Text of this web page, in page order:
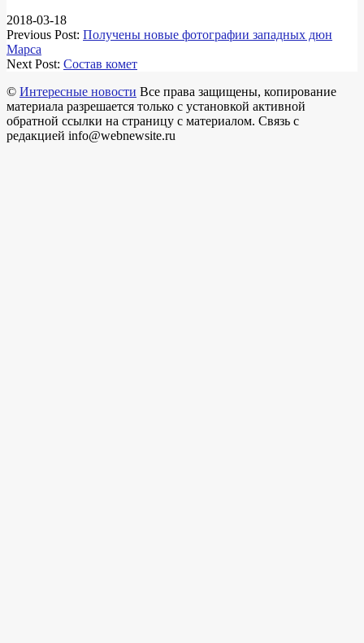
2018-03-18
Previous Post: Получены новые фотографии западных дюн
Марса
Next Post: Состав комет
© Интересные новости Все права защищены, копирование
материала разрешается только с установкой активной
обратной ссылки на страницу с материалом. Связь с
редакцией info@webnewsite.ru